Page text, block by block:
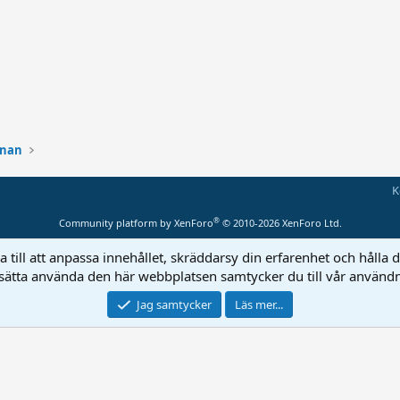
Community platform by XenForo® © 2010-2026 XenForo Ltd.
till att anpassa innehållet, skräddarsy din erfarenhet och
använda den här webbplatsen samtycker du till vår
Jag samtycker Läs mer...